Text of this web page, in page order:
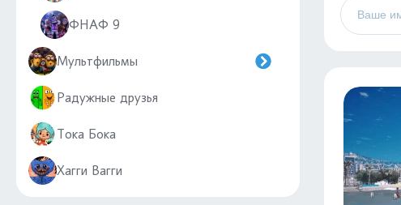
ФНАФ 9
Мультфильмы
Радужные друзья
Тока Бока
Хагги Вагги